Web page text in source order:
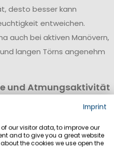
desto besser kann
entweichen.
auch bei aktiven Manövern,
langen Törns angenehm
und Atmungsaktivität
vereint hohe
Während die
und Gischt schützt, sorgt die
Imprint
our visitor data, to improve our
and to give you a great website
the cookies we use open the